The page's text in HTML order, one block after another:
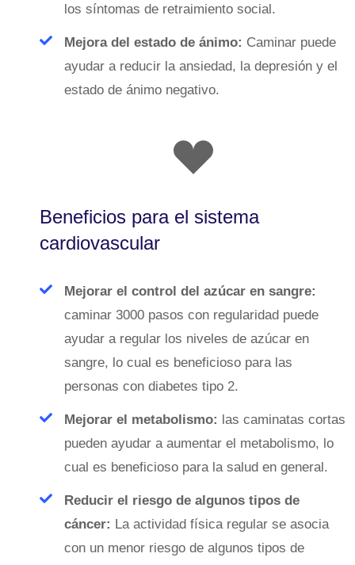
los síntomas de retraimiento social.
Mejora del estado de ánimo: Caminar puede
ayudar a reducir la ansiedad, la depresión y el
estado de ánimo negativo.
Beneficios para el sistema
cardiovascular
Mejorar el control del azúcar en sangre:
caminar 3000 pasos con regularidad puede
ayudar a regular los niveles de azúcar en
sangre, lo cual es beneficioso para las
personas con diabetes tipo 2.
Mejorar el metabolismo: las caminatas cortas
pueden ayudar a aumentar el metabolismo, lo
cual es beneficioso para la salud en general.
Reducir el riesgo de algunos tipos de
cáncer: La actividad física regular se asocia
con un menor riesgo de algunos tipos de